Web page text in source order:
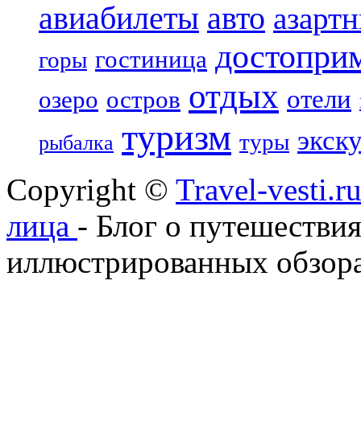
авиабилеты авто
горы гостиница
озеро остров отдых отели
рыбалка туризм туры
Copyright © Travel-
лица - Блог о
иллюстрированных